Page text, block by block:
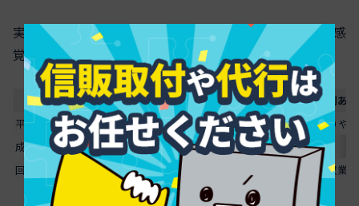
実際にホームページ制作会社でよく起きる変化を、数値感
覚ベースで整理すると次のようになります。
項目 導入前（現金・カード一括のみ）
導入後（信販分割あ
平均単価
30万付近で頭打ち
50万以上の提案が通りや
成約率
商談10件中2〜3件
商談10件中4〜6件
回収リスク
着手金以外は自社回収 信販会社に移転し回収業
スクロールできます